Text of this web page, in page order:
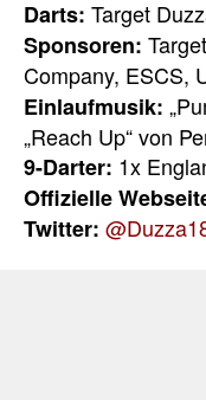
Darts: Target
Sponsoren:
Company, ESCS,
Einlaufmusik:
„Reach Up“ von
9-Darter: 1x
Offizielle
Twitter: